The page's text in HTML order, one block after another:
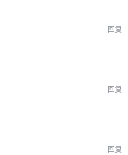
回复
回复
回复